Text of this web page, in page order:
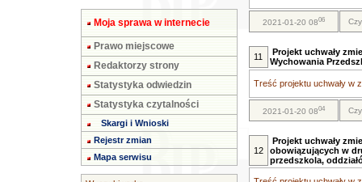
Moja sprawa w internecie
Prawo miejscowe
Redaktorzy strony
Statystyka odwiedzin
Statystyka czytalności
Skargi i Wnioski
Rejestr zmian
Mapa serwisu
2021-01-20 0806
11
Projekt uchwały
Wychowania
Treść projektu uchwały w
2021-01-20 0804
12
Projekt uchwały
obowiązujących w
przedszkola,